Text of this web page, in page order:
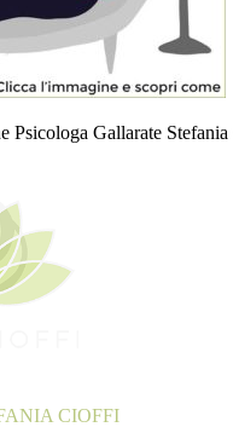
Psicologa Gallarate
CIOFFI